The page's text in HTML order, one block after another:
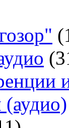
(аудио)